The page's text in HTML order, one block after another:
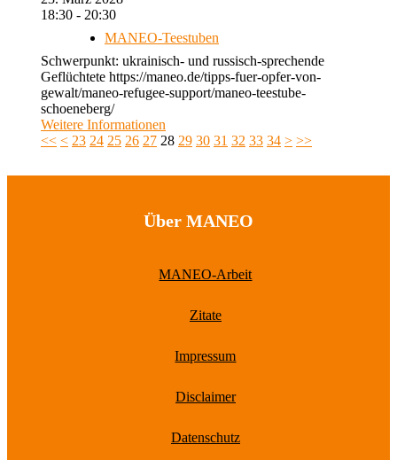
18:30 - 20:30
MANEO-Teestuben
Schwerpunkt: ukrainisch- und russisch-sprechende
Geflüchtete https://maneo.de/tipps-fuer-opfer-von-
gewalt/maneo-refugee-support/maneo-teestube-
schoeneberg/
Weitere Informationen
<< < 23 24 25 26 27 28 29 30 31 32 33 34 > >>
Über MANEO
MANEO-Arbeit
Zitate
Impressum
Disclaimer
Datenschutz